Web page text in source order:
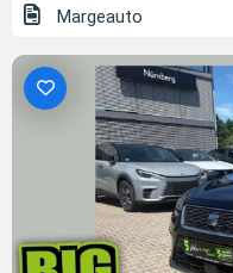
Margeauto